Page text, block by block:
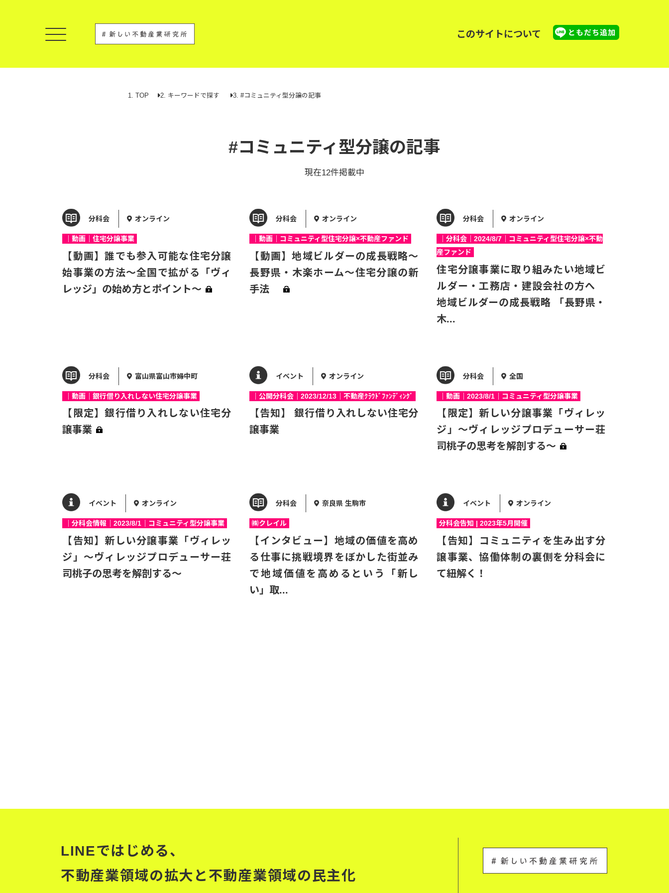
このサイトについて
TOP キーワードで探す #コミュニティ型分譲の記事
#コミュニティ型分譲の記事
現在12件掲載中
分科会 オンライン
｜動画｜住宅分譲事業
【動画】誰でも参入可能な住宅分譲
始事業の方法～全国で拡がる「ヴィ
レッジ」の始め方とポイント～
分科会 オンライン
｜動画｜コミュニティ型住宅分譲×不動産ファンド
【動画】地域ビルダーの成長戦略～
長野県・木楽ホーム～住宅分譲の新
手法
分科会 オンライン
｜分科会｜2024/8/7｜コミュニティ型住宅分譲×不動
産ファンド
住宅分譲事業に取り組みたい地域ビ
ルダー・工務店・建設会社の方へ
地域ビルダーの成長戦略 「長野県・
木...
分科会 富山県富山市婦中町
｜動画｜銀行借り入れしない住宅分譲事業
【限定】銀行借り入れしない住宅分
譲事業
イベント オンライン
｜公開分科会｜2023/12/13｜不動産ｸﾗｳﾄﾞﾌｧﾝﾃﾞｨﾝｸﾞ
【告知】 銀行借り入れしない住宅分
譲事業
分科会 全国
｜動画｜2023/8/1｜コミュニティ型分譲事業
【限定】新しい分譲事業「ヴィレッ
ジ」～ヴィレッジプロデューサー荘
司桃子の思考を解剖する～
イベント オンライン
｜分科会情報｜2023/8/1｜コミュニティ型分譲事業
【告知】新しい分譲事業「ヴィレッ
ジ」～ヴィレッジプロデューサー荘
司桃子の思考を解剖する～
分科会 奈良県 生駒市
㈱クレイル
【インタビュー】地域の価値を高め
る仕事に挑戦境界をぼかした街並み
で地域価値を高めるという「新し
い」取...
イベント オンライン
分科会告知 | 2023年5月開催
【告知】コミュニティを生み出す分
譲事業、協働体制の裏側を分科会に
て紐解く！
LINEではじめる、
不動産業領域の拡大と 不動産業領域の民主化